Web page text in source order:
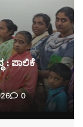
: ಪಾಲಿಕೆ
0